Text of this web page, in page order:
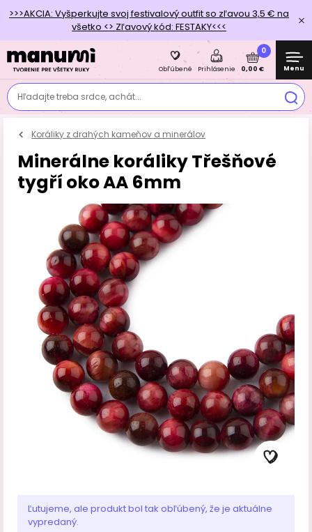
>>>AKCIA: Vyšperkujte svoj festivalový outfit so zľavou 3,5 € na
všetko <> Zľavový kód: FESTAKY<<<
Hľadajte treba srdce, achát...
Obľúbené Prihlásenie
0
0,00 € Menu
Koráliky z drahých kameňov a minerálov
Minerálne koráliky Třešňové
tygří oko AA 6mm
Ľutujeme, ale produkt bol tak obľúbený, že je aktuálne
vypredaný.